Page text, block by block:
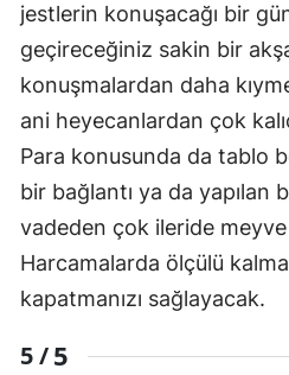
jestlerin konuşacağı bir
geçireceğiniz sakin bir
konuşmalardan daha
ani heyecanlardan çok
Para konusunda da tablo
bir bağlantı ya da yapılan
vadeden çok ileride
Harcamalarda ölçülü
kapatmanızı sağlayacak.
5 /5